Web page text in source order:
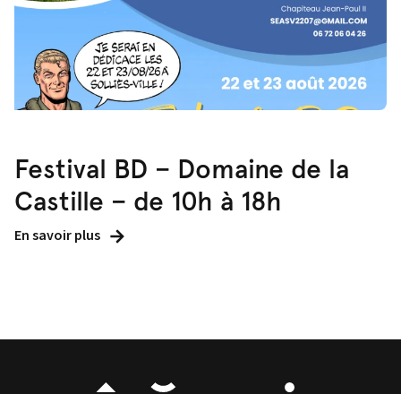
Festival BD – Domaine de la
Castille – de 10h à 18h
En savoir plus